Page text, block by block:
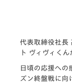
代表取締役社長
ト ヴィヴィく
日頃の応援への
ズン終盤戦に向